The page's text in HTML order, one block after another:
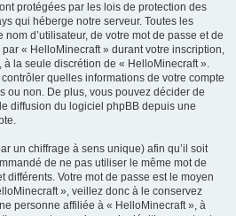
protégées par les lois de protection des
qui héberge notre serveur. Toutes les
d’utilisateur, de votre mot de passe et de
« HelloMinecraft » durant votre inscription,
la seule discrétion de « HelloMinecraft ».
quelles informations de votre compte
ou non. De plus, vous pouvez décider de
diffusion du logiciel phpBB depuis une
un chiffrage à sens unique) afin qu’il soit
de ne pas utiliser le même mot de
différents. Votre mot de passe est le moyen
», veillez donc à le conservez
personne affiliée à « HelloMinecraft », à